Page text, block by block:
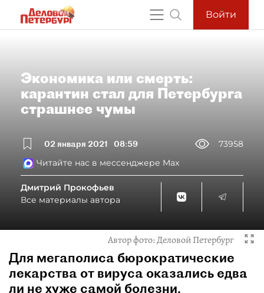
Войти
Экономика или смерть:
карантин стал для Петербурга
страшнее чумы
02 января 2021 08:59
73958
Читайте нас в мессенджере Max
Дмитрий Прокофьев
Все материалы автора
Автор фото:Деловой Петербург
Для мегаполиса бюрократические
лекарства от вируса оказались едва
ли не хуже самой болезни.